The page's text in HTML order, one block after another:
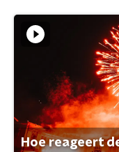
Hoe reageert